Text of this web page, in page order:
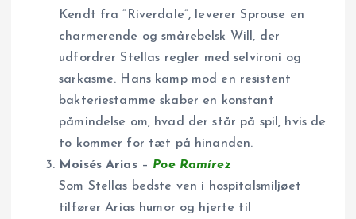
Kendt fra “Riverdale”, leverer Sprouse en
charmerende og smårebelsk Will, der
udfordrer Stellas regler med selvironi og
sarkasme. Hans kamp mod en resistent
bakteriestamme skaber en konstant
påmindelse om, hvad der står på spil, hvis de
to kommer for tæt på hinanden.
Moisés Arias– Poe Ramírez
Som Stellas bedste ven i hospitalsmiljøet
tilfører Arias humor og hjerte til